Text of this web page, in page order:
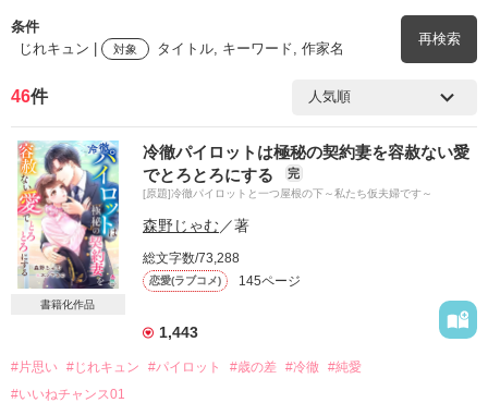
条件
じれキュン |
対象 タイトル, キーワード, 作家名
再検索
検索ワード
を含む
詳しく検索
検索対象
キーワード
あらすじ
46件
書籍化作品
冷徹パイロットは極秘の契約妻を容赦ない愛
でとろとろにする
完
[原題]冷徹パイロットと一つ屋根の下～私たち仮夫婦です～
森野じゃむ／著
総文字数/73,288
恋愛(ラブコメ) 145ページ
1,443
#片思い #じれキュン #パイロット #歳の差 #冷徹 #純愛
#いいねチャンス01